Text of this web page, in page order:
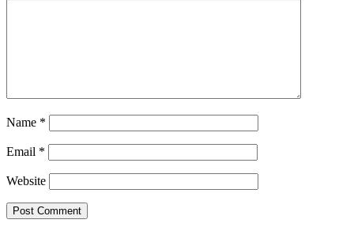
Name *
Email *
Website